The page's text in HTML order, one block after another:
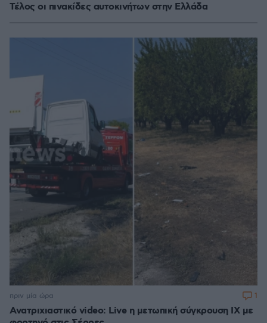
Τέλος οι πινακίδες αυτοκινήτων στην Ελλάδα
Ανατριχιαστικό video: Live η μετωπική σύγκρουση ΙΧ με
πριν μία ώρα 1